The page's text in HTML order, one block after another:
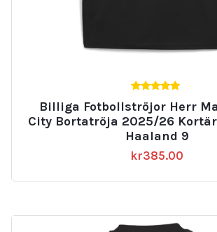
av 5
Billiga Fotbollströjor Herr
City Bortatröja 2025/26
Haaland 9
kr385.00